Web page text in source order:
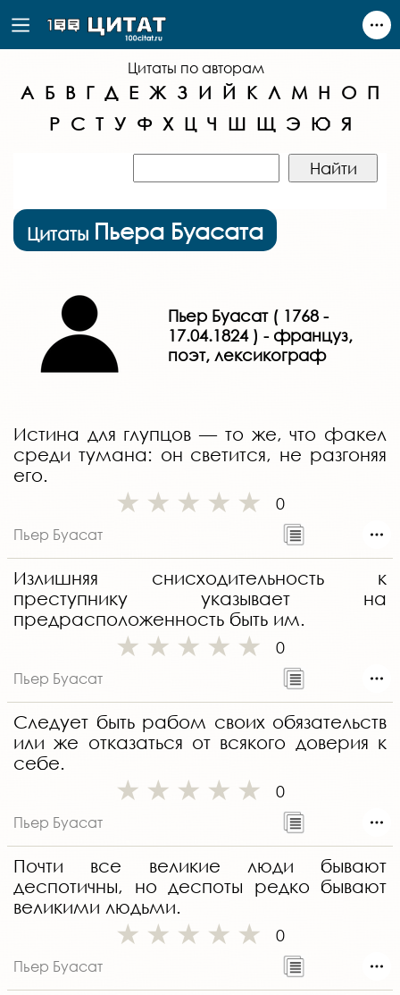
Цитаты по авторам
А Б В Г Д Е Ж З И Й К Л М Н О П
Р С Т У Ф Х Ц Ч Ш Щ Э Ю Я
Цитаты Пьера Буасата
Пьер Буасат ( 1768 -
17.04.1824 ) - француз,
поэт, лексикограф
Истина для глупцов — то же, что факел
среди тумана: он светится, не разгоняя
его.
0
Пьер Буасат
Излишняя снисходительность к
преступнику указывает на
предрасположенность быть им.
0
Пьер Буасат
Следует быть рабом своих обязательств
или же отказаться от всякого доверия к
себе.
0
Пьер Буасат
Почти все великие люди бывают
деспотичны, но деспоты редко бывают
великими людьми.
0
Пьер Буасат